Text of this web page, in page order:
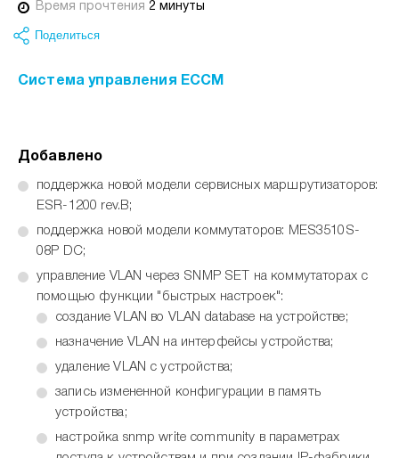
Время прочтения 2 минуты
Поделиться
Система управления ECCM
Добавлено
поддержка новой модели сервисных маршрутизаторов:
ESR-1200 rev.B;
поддержка новой модели коммутаторов: MES3510S-
08P DC;
управление VLAN через SNMP SET на коммутаторах с
помощью функции "быстрых настроек":
создание VLAN во VLAN database на устройстве;
назначение VLAN на интерфейсы устройства;
удаление VLAN с устройства;
запись измененной конфигурации в память
устройства;
настройка snmp write community в параметрах